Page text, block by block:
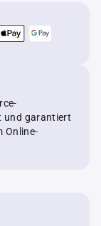
und garantiert
Online-